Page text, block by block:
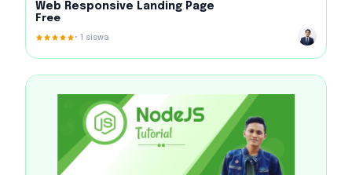
Web Responsive Landing Page
Free
• 1 siswa